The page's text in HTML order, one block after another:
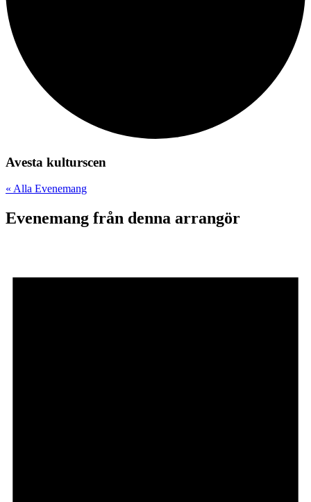
Avesta kulturscen
« Alla Evenemang
Evenemang från denna arrangör